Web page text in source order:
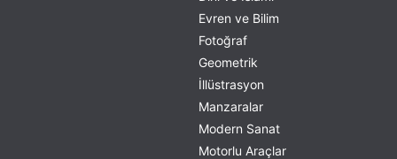
Evren ve Bilim
Fotoğraf
Geometrik
İllüstrasyon
Manzaralar
Modern Sanat
Motorlu Araçlar